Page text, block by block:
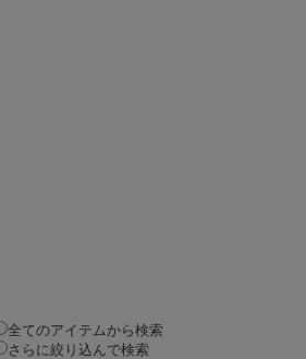
全てのアイテムから検索
さらに絞り込んで検索